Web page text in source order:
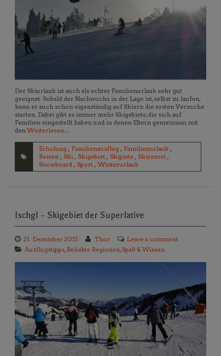
Der Skiurlaub ist auch als echter Familienurlaub sehr gut
geeignet. Sobald der Nachwuchs in der Lage ist, selbst zu laufen,
kann er auch schon eigenständig auf Skiern die ersten Versuche
starten. Dabei gibt es immer mehr Skigebiete, die sich auf
Familien eingestellt haben und in denen Eltern gemeinsam mit
den Weiterlesen…
Erholung , Familienausflug , Familienurlaub ,
Reisen , Ski , Skigebiet , Skipiste , Skiresort ,
Snowboard , Sport , Winterurlaub
Ischgl – Skigebiet der Superlative
21. Dezember 2015 Thor
Leave a comment
Ausflugstipps, Beliebte Regionen,Spaß & Wissen